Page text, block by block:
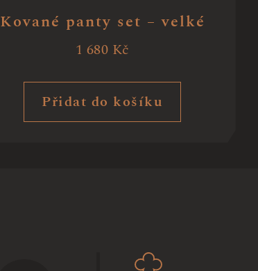
Kované panty set – velké
1 680 Kč
Přidat do košíku